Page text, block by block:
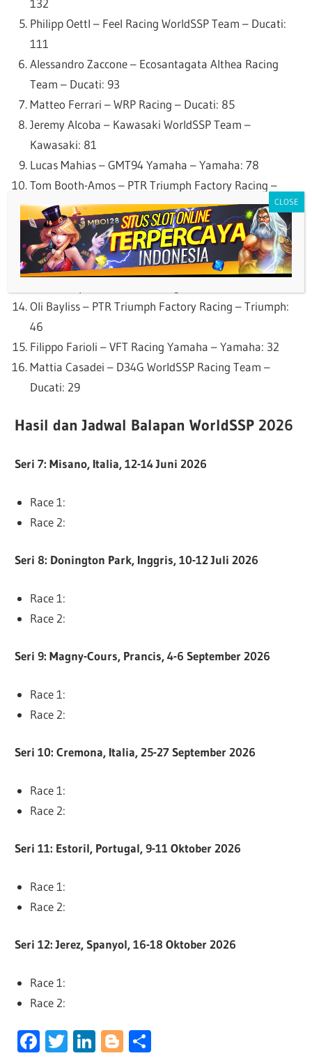
132
Philipp Oettl – Feel Racing WorldSSP Team – Ducati:
111
Alessandro Zaccone – Ecosantagata Althea Racing
Team – Ducati: 93
Matteo Ferrari – WRP Racing – Ducati: 85
Jeremy Alcoba – Kawasaki WorldSSP Team –
Kawasaki: 81
Lucas Mahias – GMT94 Yamaha – Yamaha: 78
Tom Booth-Amos – PTR Triumph Factory Racing –
Triumph: 73
Roberto Garcia – GMT94 Yamaha – Yamaha: 70
Aldi Satya Mahendra – AS BLU CRU Racing Team –
Yamaha: 64
Oli Bayliss – PTR Triumph Factory Racing – Triumph:
46
Filippo Farioli – VFT Racing Yamaha – Yamaha: 32
Mattia Casadei – D34G WorldSSP Racing Team –
Ducati: 29
Hasil dan Jadwal Balapan WorldSSP 2026
Seri 7: Misano, Italia, 12-14 Juni 2026
Race 1:
Race 2:
Seri 8: Donington Park, Inggris, 10-12 Juli 2026
Race 1:
Race 2:
Seri 9: Magny-Cours, Prancis, 4-6 September 2026
Race 1:
Race 2:
Seri 10: Cremona, Italia, 25-27 September 2026
Race 1:
Race 2:
Seri 11: Estoril, Portugal, 9-11 Oktober 2026
Race 1:
Race 2:
Seri 12: Jerez, Spanyol, 16-18 Oktober 2026
Race 1:
Race 2:
Facebook
Twitter
LinkedIn
Blogger